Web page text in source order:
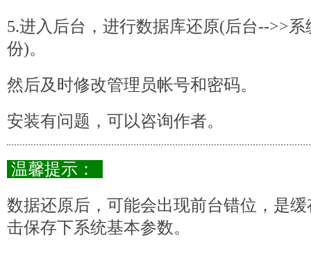
5.进入后台，进行数据库还原(后台-->>
份)。
然后及时修改管理员帐号和密码。
安装有问题，可以咨询作者。
温馨提示：
数据还原后，可能会出现前台错位，是
击保存下系统基本参数。